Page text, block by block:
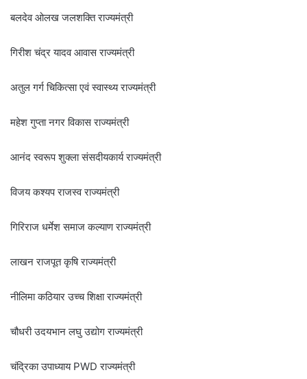
बलदेव ओलख जलशक्ति राज्यमंत्री
गिरीश चंद्र यादव आवास राज्यमंत्री
अतुल गर्ग चिकित्सा एवं स्वास्थ्य राज्यमंत्री
महेश गुप्ता नगर विकास राज्यमंत्री
आनंद स्वरूप शुक्ला संसदीयकार्य राज्यमंत्री
विजय कश्यप राजस्व राज्यमंत्री
गिरिराज धर्मेश समाज कल्याण राज्यमंत्री
लाखन राजपूत कृषि राज्यमंत्री
नीलिमा कठियार उच्च शिक्षा राज्यमंत्री
चौधरी उदयभान लघु उद्योग राज्यमंत्री
चंद्रिका उपाध्याय PWD राज्यमंत्री